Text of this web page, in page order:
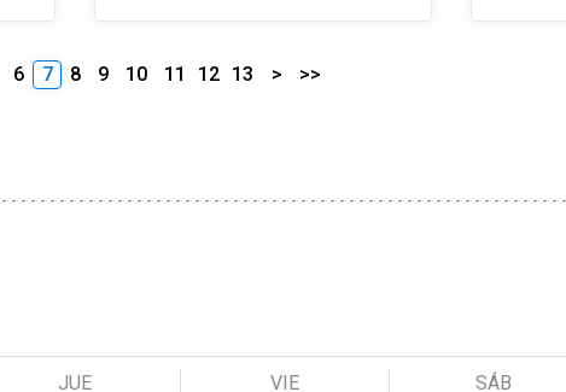
6 7 8 9 10 11 12 13 > >>
JUE VIE SÁB